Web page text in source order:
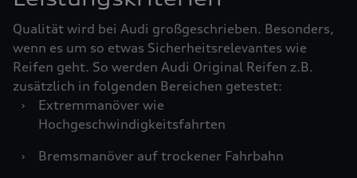
Qualität wird bei Audi großgeschrieben. Besonders,
wenn es um so etwas Sicherheitsrelevantes wie
Reifen geht. So werden Audi Original Reifen z.B.
zusätzlich in folgenden Bereichen getestet:
›
Extremmanöver wie
Hochgeschwindigkeitsfahrten
›
Bremsmanöver auf trockener Fahrbahn